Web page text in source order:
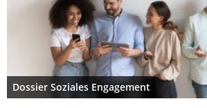
Dossier Soziales Engagement